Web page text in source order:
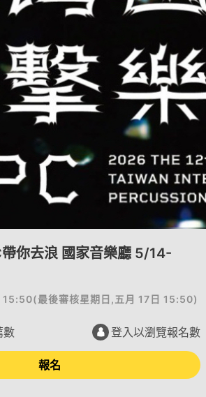
你去浪 國家音樂廳 5/14-
15:50(最後審核星期日,五月 17日 15:50)
數 登入以瀏覽報名數
報名